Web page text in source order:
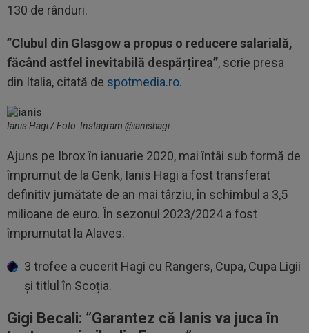
130 de rânduri.
”Clubul din Glasgow a propus o reducere salarială,
făcând astfel inevitabilă despărțirea”, scrie presa
din Italia, citată de spotmedia.ro.
Ianis Hagi / Foto: Instagram @ianishagi
Ajuns pe Ibrox în ianuarie 2020, mai întâi sub formă de
împrumut de la Genk, Ianis Hagi a fost transferat
definitiv jumătate de an mai târziu, în schimbul a 3,5
milioane de euro. În sezonul 2023/2024 a fost
împrumutat la Alaves.
3 trofee a cucerit Hagi cu Rangers, Cupa, Cupa Ligii
și titlul în Scoția.
Gigi Becali: ”Garantez că Ianis va juca în